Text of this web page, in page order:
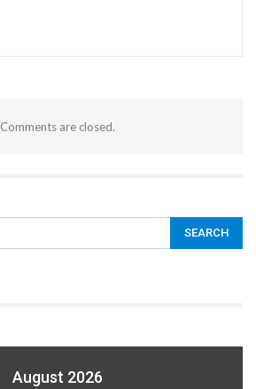
Comments are closed.
August 2026